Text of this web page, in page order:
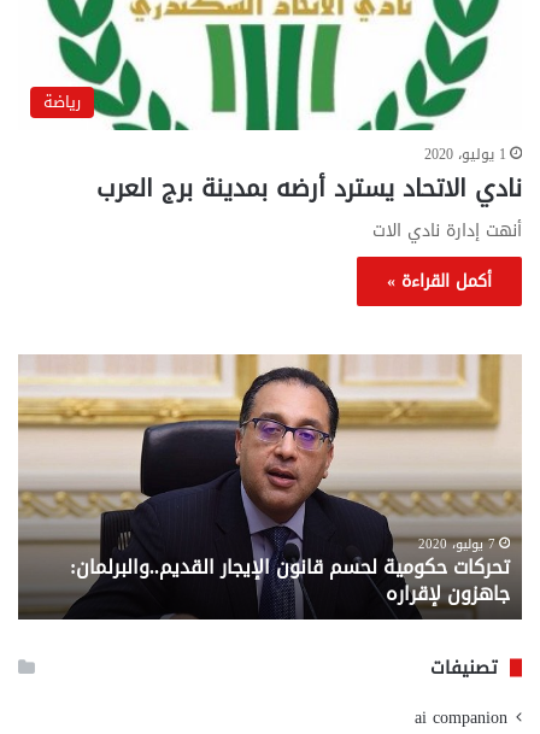
رياضة
1 يوليو، 2020
نادي الاتحاد يسترد أرضه بمدينة برج العرب
أنهت إدارة نادي الات
أكمل القراءة »
تحركات
حكومية
لحسم
قانون
القديم..والبرلمان:
جاهزون
لإقراره
7 يوليو، 2020
تحركات حكومية لحسم قانون الإيجار القديم..والبرلمان:
جاهزون لإقراره
..
من
تصنيفات
ai companion